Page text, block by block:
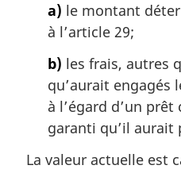
a) le montant
à l’article 29;
b) les frais, autres
qu’aurait engagés
à l’égard d’un
garanti qu’il aurait
La valeur actuelle est